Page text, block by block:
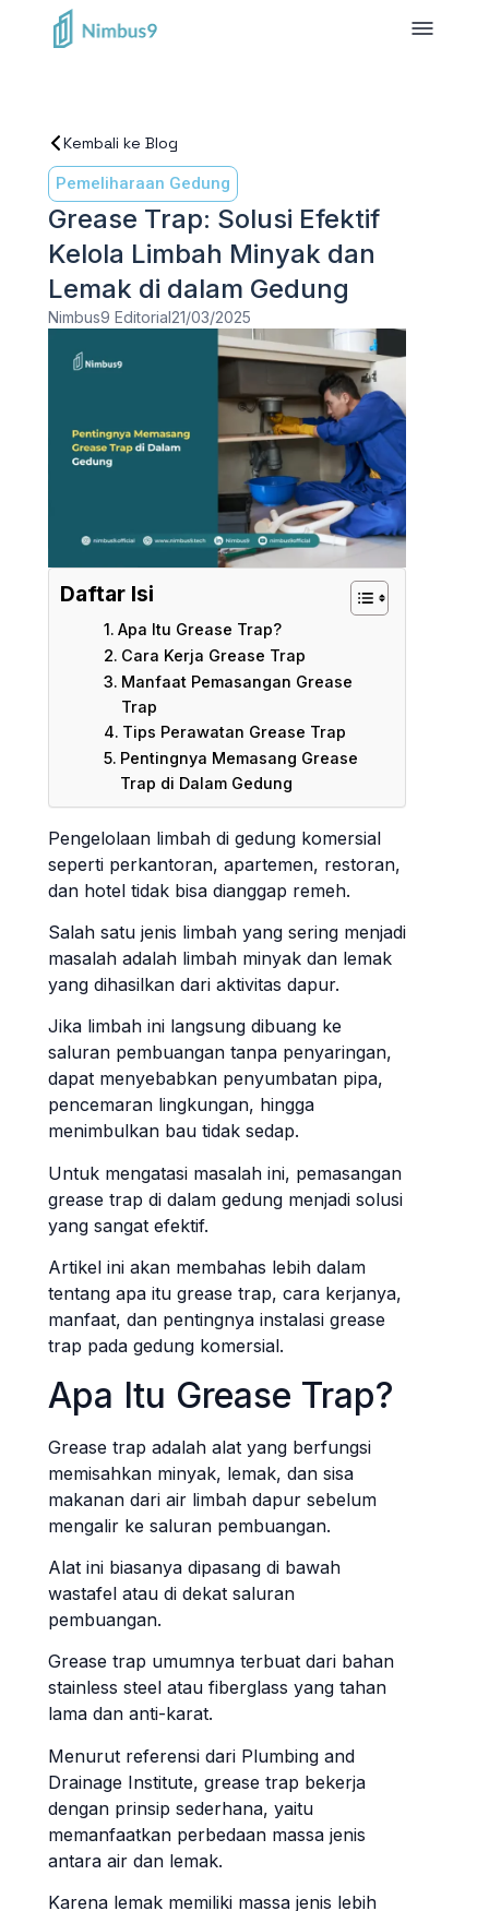
Kembali ke Blog
Pemeliharaan Gedung
Grease Trap: Solusi Efektif
Kelola Limbah Minyak dan
Lemak di dalam Gedung
Nimbus9 Editorial21/03/2025
Daftar Isi
Apa Itu Grease Trap?
Cara Kerja Grease Trap
Manfaat Pemasangan Grease
Trap
Tips Perawatan Grease Trap
Pentingnya Memasang Grease
Trap di Dalam Gedung
Pengelolaan limbah di gedung komersial
seperti perkantoran, apartemen, restoran,
dan hotel tidak bisa dianggap remeh.
Salah satu jenis limbah yang sering menjadi
masalah adalah limbah minyak dan lemak
yang dihasilkan dari aktivitas dapur.
Jika limbah ini langsung dibuang ke
saluran pembuangan tanpa penyaringan,
dapat menyebabkan penyumbatan pipa,
pencemaran lingkungan, hingga
menimbulkan bau tidak sedap.
Untuk mengatasi masalah ini, pemasangan
grease trap di dalam gedung menjadi solusi
yang sangat efektif.
Artikel ini akan membahas lebih dalam
tentang apa itu grease trap, cara kerjanya,
manfaat, dan pentingnya instalasi grease
trap pada gedung komersial.
Apa Itu Grease Trap?
Grease trap adalah alat yang berfungsi
memisahkan minyak, lemak, dan sisa
makanan dari air limbah dapur sebelum
mengalir ke saluran pembuangan.
Alat ini biasanya dipasang di bawah
wastafel atau di dekat saluran
pembuangan.
Grease trap umumnya terbuat dari bahan
stainless steel atau fiberglass yang tahan
lama dan anti-karat.
Menurut referensi dari Plumbing and
Drainage Institute, grease trap bekerja
dengan prinsip sederhana, yaitu
memanfaatkan perbedaan massa jenis
antara air dan lemak.
Karena lemak memiliki massa jenis lebih